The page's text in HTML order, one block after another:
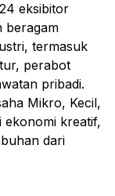
eksibitor
beragam
termasuk
perabot
pribadi.
Mikro, Kecil,
ekonomi kreatif,
dari